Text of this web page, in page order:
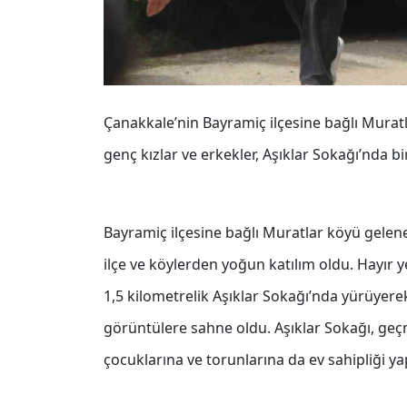
Çanakkale’nin Bayramiç ilçesine bağlı
genç kızlar ve erkekler, Aşıklar Sokağı’nda
Bayramiç ilçesine bağlı Muratlar köyü
ilçe ve köylerden yoğun katılım oldu.
1,5 kilometrelik Aşıklar Sokağı’nda
görüntülere sahne oldu. Aşıklar Sokağı,
çocuklarına ve torunlarına da ev sahipliği